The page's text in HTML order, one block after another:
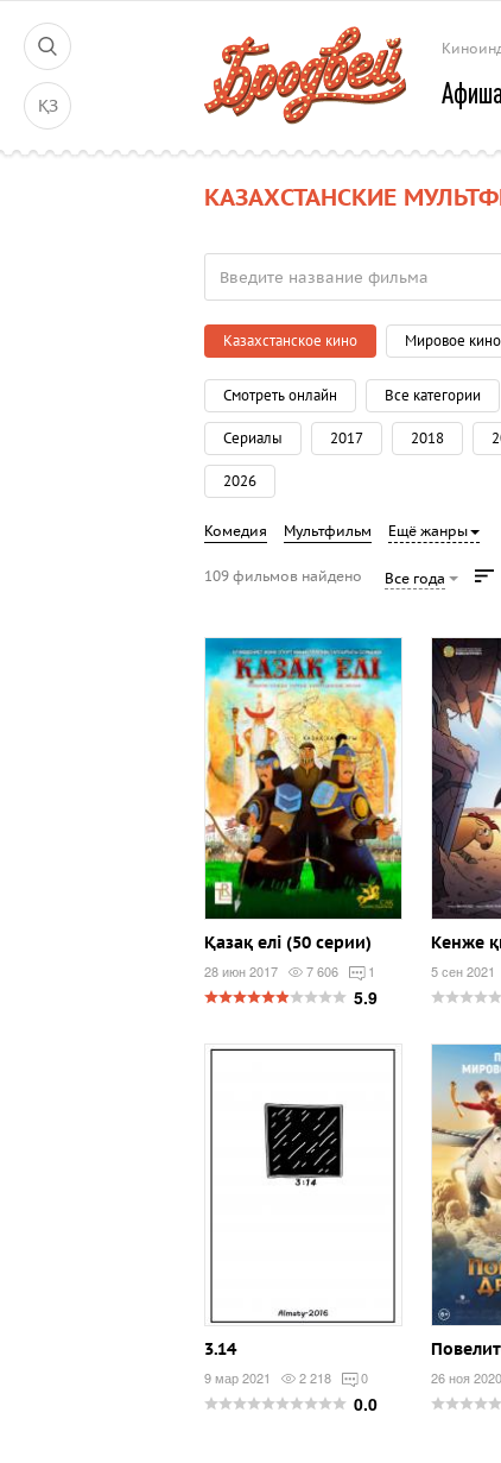
ҚЗ Афиша
КАЗАХСТАНСКИЕ
Казахстанское кино Мировое кино
Смотреть онлайн Все категории
Сериалы 2017 2018
2026
Комедия Мультфильм Ещё жанры
109 фильмов найдено Все года
Қазақ елі (50 серии)
28 июн 2017 7 606 1
5.9
Кенже
5 сен 2021
3.14
9 мар 2021 2 218 0
0.0
26 ноя 2020